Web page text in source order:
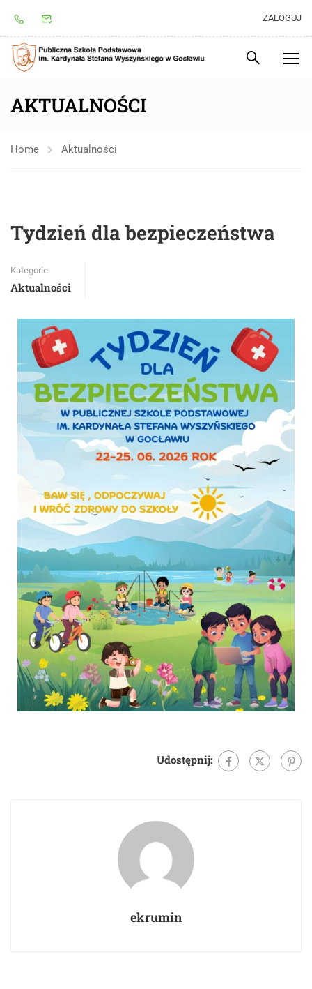
ZALOGUJ
AKTUALNOŚCI
Home Aktualności
Tydzień dla bezpieczeństwa
Kategorie
Aktualności
Udostępnij:
ekrumin